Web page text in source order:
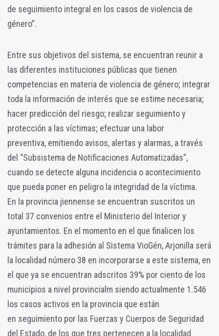
de seguimiento integral en los casos de violencia de
género”.
Entre sus objetivos del sistema, se encuentran reunir a
las diferentes instituciones públicas que tienen
competencias en materia de violencia de género; integrar
toda la información de interés que se estime necesaria;
hacer predicción del riesgo; realizar seguimiento y
protección a las víctimas; efectuar una labor
preventiva, emitiendo avisos, alertas y alarmas, a través
del “Subsistema de Notificaciones Automatizadas”,
cuando se detecte alguna incidencia o acontecimiento
que pueda poner en peligro la integridad de la víctima.
En la provincia jiennense se encuentran suscritos un
total 37 convenios entre el Ministerio del Interior y
ayuntamientos. En el momento en el que finalicen los
trámites para la adhesión al Sistema VioGén, Arjonilla será
la localidad número 38 en incorporarse a este sistema, en
el que ya se encuentran adscritos 39% por ciento de los
municipios a nivel provincialm siendo actualmente 1.546
los casos activos en la provincia que están
en seguimiento por las Fuerzas y Cuerpos de Seguridad
del Estado, de los que tres pertenecen a la localidad